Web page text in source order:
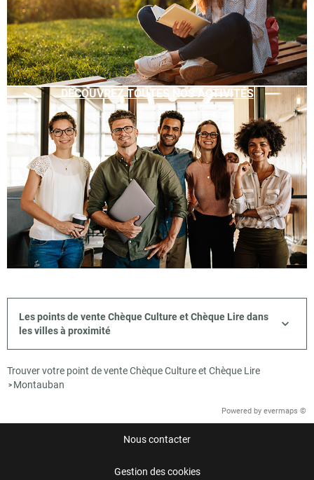
DÉCOUVREZ TOUTES NOS ACTIVITÉS
Les points de vente Chèque Culture et Chèque Lire dans
les villes à proximité
Trouver votre point de vente Chèque Culture et Chèque Lire
> Montauban
Powered by evermaps ©
Nous contacter
Gestion des cookies